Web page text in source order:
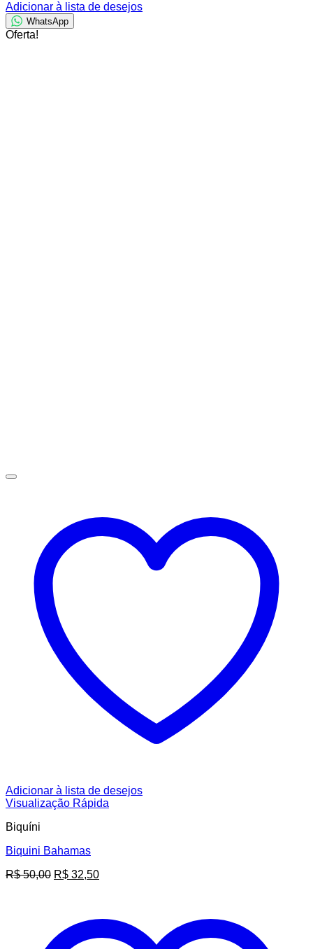
Adicionar à lista de desejos
WhatsApp
Oferta!
Adicionar à lista de desejos
Visualização Rápida
Biquíni
Biquini Bahamas
R$50,00 O
R$ 50,00.
R$ 32,50O
R$ 32,50.